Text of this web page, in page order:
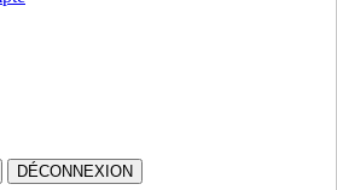
DÉCONNEXION
VOTRE PAYS OU VOTRE